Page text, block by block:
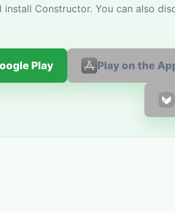
Constructor. You can also
Play Play on the